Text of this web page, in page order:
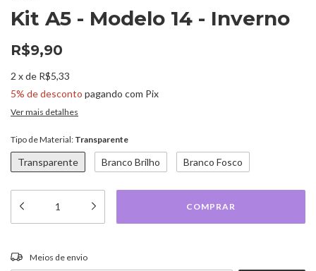
Kit A5 - Modelo 14 - Inverno
R$9,90
2 xde R$5,33
5% de desconto pagando com Pix
Ver mais detalhes
Tipo de Material: Transparente
Transparente Branco Brilho Branco Fosco
Entregas para o CEP:
Meios de envio